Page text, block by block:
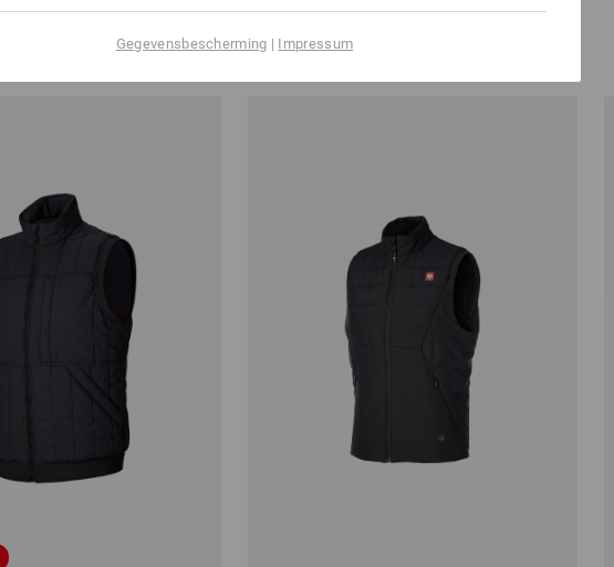
v.a. € 67,64
Gegevensbescherming | Impressum